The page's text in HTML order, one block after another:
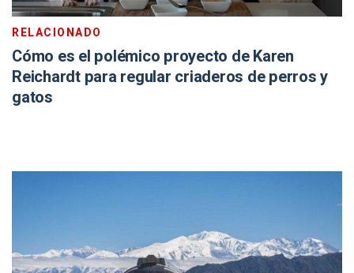
RELACIONADO
Cómo es el polémico proyecto de Karen
Reichardt para regular criaderos de perros y
gatos